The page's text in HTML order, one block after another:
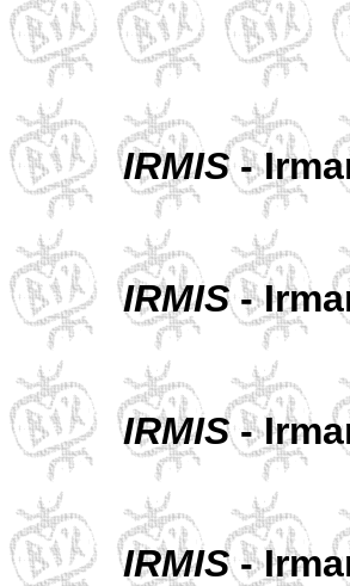
IRMIS-
IRMIS-
IRMIS-
IRMIS-